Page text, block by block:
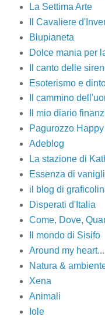
La Settima Arte
Il Cavaliere
Blupianeta
Dolce mania per
Il canto delle
Esoterismo e
Il cammino
Il mio diario
Pagurozzo
Adeblog
La stazione di
Essenza di
il blog di
Disperati d'Italia
Come, Dove,
Il mondo di Sisifo
Around my heart...
Natura &
Xena
Animali
Iole